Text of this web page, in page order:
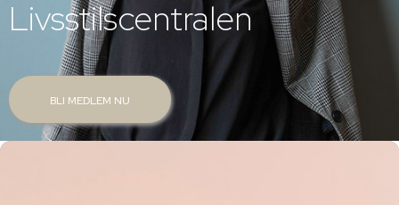
Livsstilscentralen
BLI MEDLEM NU